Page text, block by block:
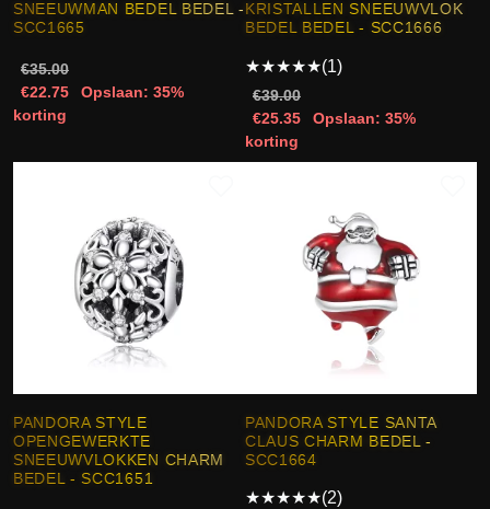
SNEEUWMAN BEDEL BEDEL -
SCC1665
€35.00
€22.75
Opslaan: 35%
korting
KRISTALLEN SNEEUWVLOK
BEDEL BEDEL - SCC1666
★★★★★(1)
€39.00
€25.35
Opslaan: 35%
korting
PANDORA STYLE
OPENGEWERKTE
SNEEUWVLOKKEN CHARM
BEDEL - SCC1651
PANDORA STYLE SANTA
CLAUS CHARM BEDEL -
SCC1664
★★★★★(2)